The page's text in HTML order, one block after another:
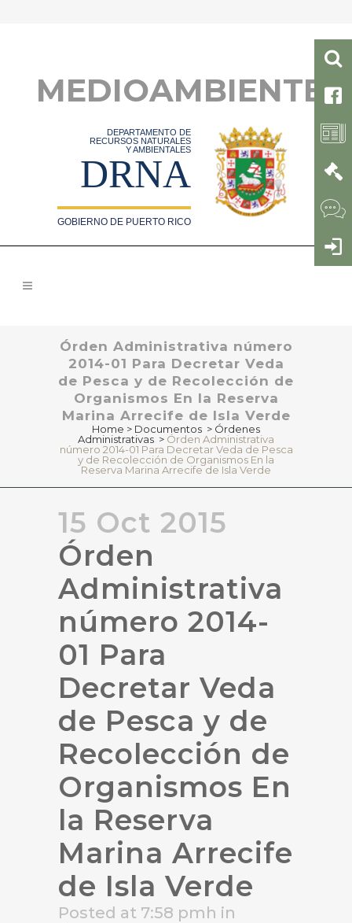
MEDIOAMBIENTE
DEPARTAMENTO DE
RECURSOS NATURALES
Y AMBIENTALES
DRNA
GOBIERNO DE PUERTO RICO
Órden Administrativa número
2014-01 Para Decretar Veda
de Pesca y de Recolección de
Organismos En la Reserva
Marina Arrecife de Isla Verde
Home > Documentos > Órdenes
Administrativas > Órden Administrativa
número 2014-01 Para Decretar Veda de Pesca
y de Recolección de Organismos En la
Reserva Marina Arrecife de Isla Verde
15 Oct 2015
Órden
Administrativa
número 2014-
01 Para
Decretar Veda
de Pesca y de
Recolección de
Organismos En
la Reserva
Marina Arrecife
de Isla Verde
Posted at 7:58 pmh in